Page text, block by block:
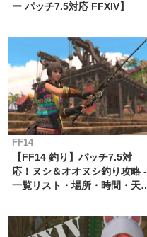
ー パッチ7.5対応 FFXIV】
FF14
【FF14 釣り】パッチ7.5対
応！ヌシ＆オオヌシ釣り攻略 -
一覧リスト・場所・時間・天